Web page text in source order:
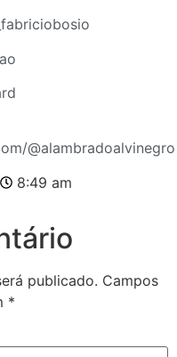
@alambradoalvinegro
8:49 am
publicado. Campos
*